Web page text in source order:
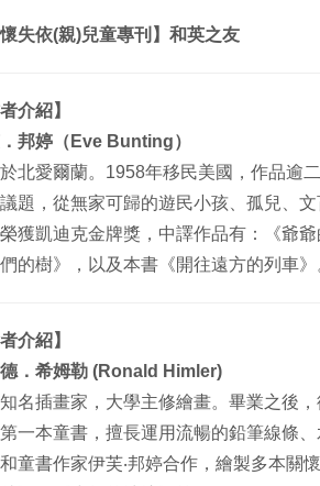
失依(親)兒童專刊】和英之友
介紹】
邦婷（Eve Bunting）
北愛爾蘭。1958年移民美國，作品逾
題，從無家可歸的遊民小孩、孤兒、
獲凱迪克金牌獎，中譯作品有：《爺
的樹》，以及本書 《開往遠方的列車
介紹】
．希姆勒 (Ronald Himler)
名插畫家，大學主修繪畫。畢業之後
一本童書，擅長運用流暢的鉛筆線條
童書作家伊芙‧邦婷合作，繪製多本關